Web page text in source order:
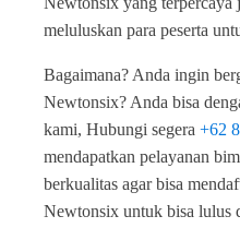
meluluskan para peserta
Bagaimana? Anda ingin
Newtonsix? Anda bisa
kami, Hubungi segera +62
mendapatkan pelayanan
berkualitas agar bisa
Newtonsix untuk bisa